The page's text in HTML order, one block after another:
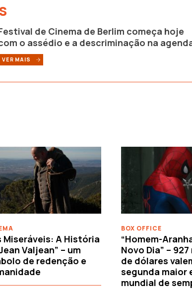
de Cinema de Berlim começa hoje
o assédio e a descriminação na
VER MAIS
Miseráveis: A História
Valjean” – um
de redenção e
BOX OFFICE
“Homem-
Novo Dia” –
de dólares
segunda maior
mundial de